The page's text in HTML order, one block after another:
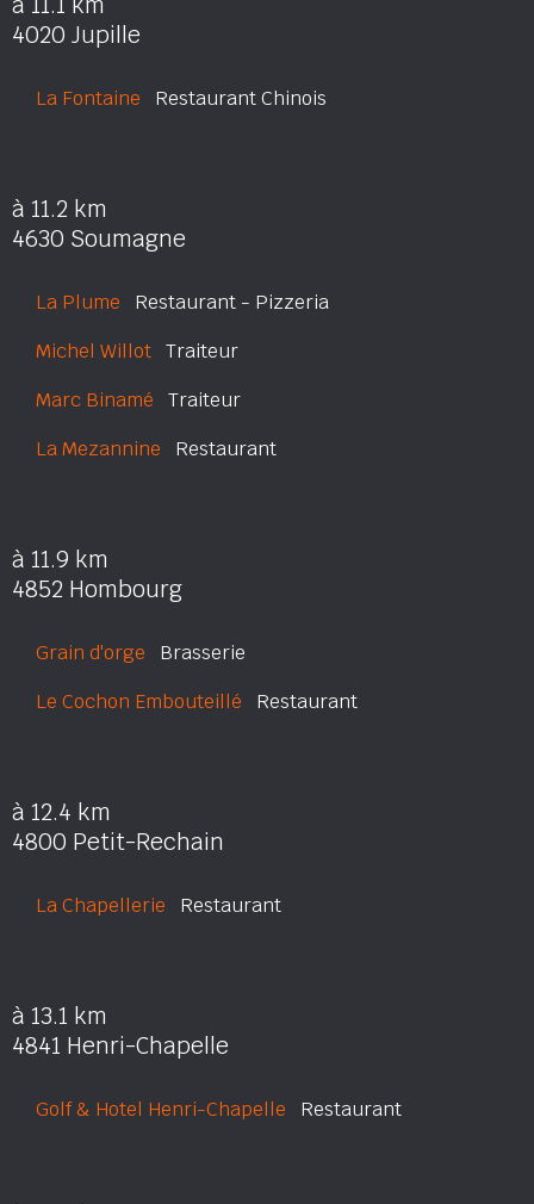
4020 Jupille
La Fontaine Restaurant Chinois
à 11.2 km
4630 Soumagne
La Plume Restaurant - Pizzeria
Michel Willot Traiteur
Marc Binamé Traiteur
La Mezannine Restaurant
à 11.9 km
4852 Hombourg
Grain d'orge Brasserie
Le Cochon Embouteillé Restaurant
à 12.4 km
4800 Petit-Rechain
La Chapellerie Restaurant
à 13.1 km
4841 Henri-Chapelle
Golf & Hotel Henri-Chapelle Restaurant